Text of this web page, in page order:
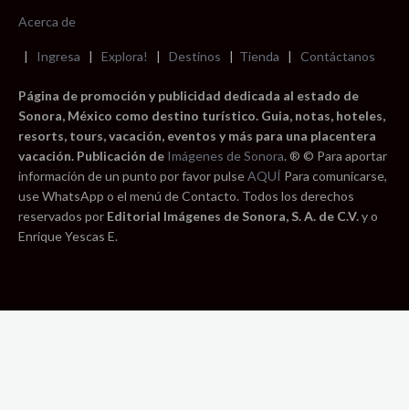
Acerca de
| Ingresa | Explora! | Destinos | Tienda | Contáctanos
Página de promoción y publicidad dedicada al estado de
Sonora, México como destino turístico. Guia, notas, hoteles,
resorts, tours, vacación, eventos y más para una placentera
vacación. Publicación de Imágenes de Sonora. ® © Para aportar
información de un punto por favor pulseAQUÍ Para comunicarse,
use WhatsApp o el menú de Contacto. Todos los derechos
reservados por Editorial Imágenes de Sonora, S. A. de C.V.y o
Enrique Yescas E.